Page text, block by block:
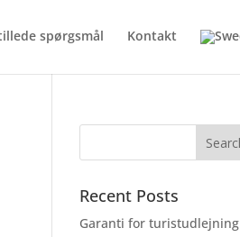
spørgsmål Kontakt
Recent Posts
Garanti for turistudlejning